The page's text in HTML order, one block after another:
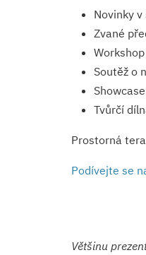
Novinky v
Zvané
Soutěž o
Tvůrčí
Prostorná
Podívejte se
Většinu